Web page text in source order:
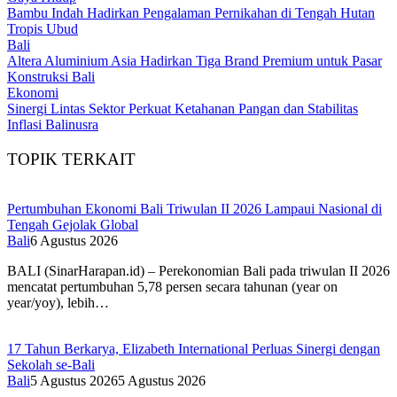
Bambu Indah Hadirkan Pengalaman Pernikahan di Tengah Hutan
Tropis Ubud
Bali
Altera Aluminium Asia Hadirkan Tiga Brand Premium untuk Pasar
Konstruksi Bali
Ekonomi
Sinergi Lintas Sektor Perkuat Ketahanan Pangan dan Stabilitas
Inflasi Balinusra
TOPIK TERKAIT
Pertumbuhan Ekonomi Bali Triwulan II 2026 Lampaui Nasional di
Tengah Gejolak Global
Bali6 Agustus 2026
BALI (SinarHarapan.id) – Perekonomian Bali pada triwulan II 2026
mencatat pertumbuhan 5,78 persen secara tahunan (year on
year/yoy), lebih…
17 Tahun Berkarya, Elizabeth International Perluas Sinergi dengan
Sekolah se-Bali
Bali5 Agustus 20265 Agustus 2026